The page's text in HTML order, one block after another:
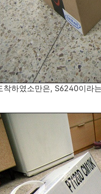
착하였소만은, S6240이라